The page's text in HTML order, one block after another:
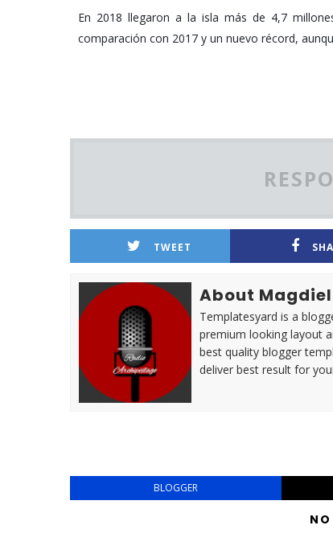
En 2018 llegaron a la isla más de 4,7
comparación con 2017 y un nuevo récord,
TWEET
About
Templatesyard is a
premium looking layout
best quality blogger
deliver best result for
BLOGGER